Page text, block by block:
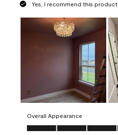
Yes, I recommend this product.
Overall Appearance
Overall Appearance, 5.0 out of 5